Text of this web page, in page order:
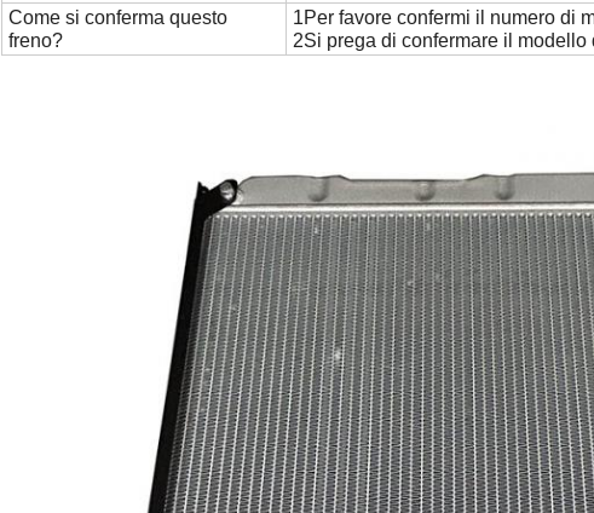
Come si conferma questo
freno?
1Per favore confermi il numero di
2Si prega di confermare il modello